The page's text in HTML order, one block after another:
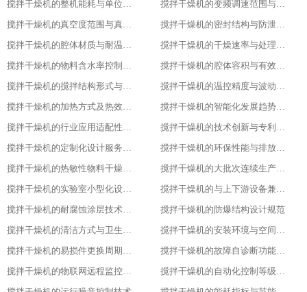
搅拌干燥机的整机能耗与单位能耗标准
搅拌干燥机的变频调速范围与控制精度
搅拌干燥机的真空度范围与真空干燥效果
搅拌干燥机的密封结构与防泄漏等级
搅拌干燥机的腔体材质与耐温耐腐蚀性能
搅拌干燥机的干燥速率与处理量参数
搅拌干燥机的物料含水率控制范围
搅拌干燥机的腔体容积与有效装载率
搅拌干燥机的搅拌结构形式与适配物料
搅拌干燥机的温控精度与波动范围
搅拌干燥机的加热方式及热效率指标
搅拌干燥机的智能化发展趋势预测
搅拌干燥机的行业应用适配性调整
搅拌干燥机的技术创新与专利成果
搅拌干燥机的定制化设计服务范围
搅拌干燥机的环保性能与排放标准
搅拌干燥机的热敏性物料干燥工艺优化
搅拌干燥机的大批次连续生产改造
搅拌干燥机的实验室小型化设计要点
搅拌干燥机的与上下游设备兼容适配方案
搅拌干燥机的耐腐蚀涂层技术应用
搅拌干燥机的防爆结构设计规范
搅拌干燥机的清洁方式与卫生标准
搅拌干燥机的安装环境与空间要求
搅拌干燥机的易损件更换周期与维护
搅拌干燥机的故障自诊断功能解析
搅拌干燥机的物联网远程监控系统搭建
搅拌干燥机的自动化控制等级划分